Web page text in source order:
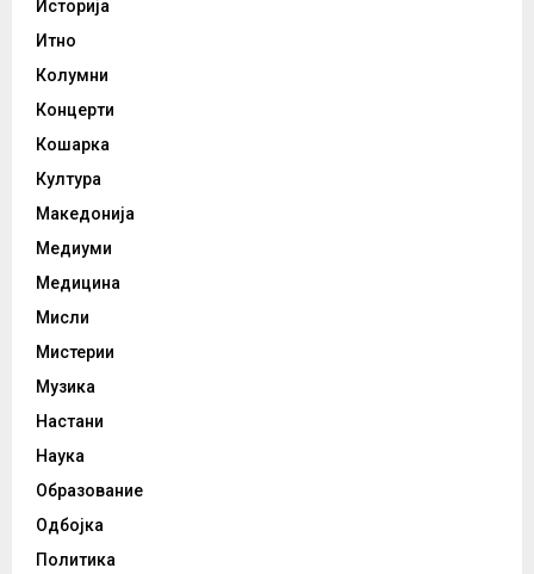
Историја
Итно
Колумни
Концерти
Кошарка
Култура
Македонија
Медиуми
Медицина
Мисли
Мистерии
Музика
Настани
Наука
Образование
Одбојка
Политика